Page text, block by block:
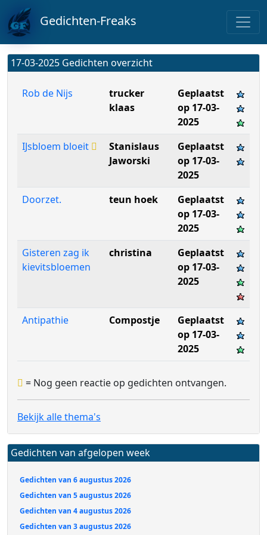
Gedichten-Freaks
17-03-2025 Gedichten overzicht
Rob de Nijs
trucker
klaas
Geplaatst
op 17-03-
2025
IJsbloem bloeit
Stanislaus
Jaworski
Geplaatst
op 17-03-
2025
Doorzet.
teun hoek
Geplaatst
op 17-03-
2025
Gisteren zag ik
kievitsbloemen
christina
Geplaatst
op 17-03-
2025
Antipathie Compostje
Geplaatst
op 17-03-
2025
= Nog geen reactie op gedichten ontvangen.
Bekijk alle thema's
Gedichten van afgelopen week
Gedichten van 6 augustus 2026
Gedichten van 5 augustus 2026
Gedichten van 4 augustus 2026
Gedichten van 3 augustus 2026